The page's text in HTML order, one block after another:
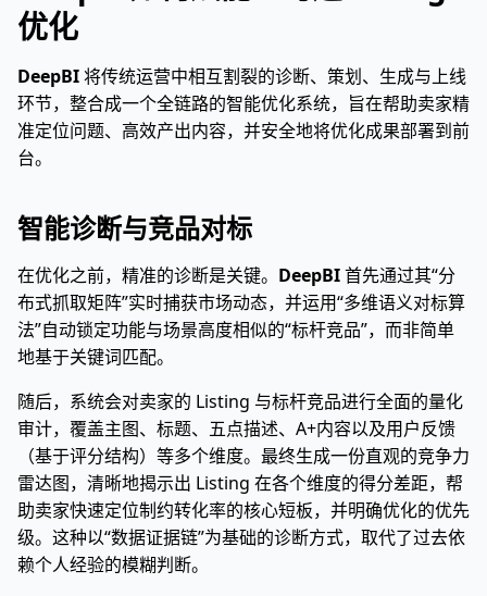
优化
DeepBI将传统运营中相互割裂的诊断、策划、生成与上线
环节，整合成一个全链路的智能优化系统，旨在帮助卖家精
准定位问题、高效产出内容，并安全地将优化成果部署到前
台。
智能诊断与竞品对标
在优化之前，精准的诊断是关键。 DeepBI首先通过其“分
布式抓取矩阵”实时捕获市场动态，并运用“多维语义对标算
法”自动锁定功能与场景高度相似的“标杆竞品”，而非简单
地基于关键词匹配。
随后，系统会对卖家的 Listing 与标杆竞品进行全面的量化
审计，覆盖主图、标题、五点描述、A+内容以及用户反馈
（基于评分结构）等多个维度。最终生成一份直观的竞争力
雷达图，清晰地揭示出 Listing 在各个维度的得分差距，帮
助卖家快速定位制约转化率的核心短板，并明确优化的优先
级。这种以“数据证据链”为基础的诊断方式，取代了过去依
赖个人经验的模糊判断。